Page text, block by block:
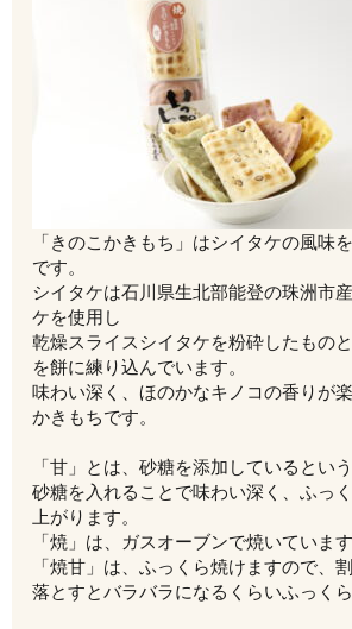
「きのこかきもち」はシイタケの風味
です。
シイタケは石川県生北部能登の珠洲市
ケを使用し
乾燥スライスシイタケを粉砕したもの
を餅に練り込んでいます。
味わい深く、ほのかなキノコの香りが
かきもちです。
「甘」とは、砂糖を添加しているとい
砂糖を入れることで味わい深く、ふっ
上がります。
「焼」は、ガスオーブンで焼いています
「焼甘」は、ふっくら焼けますので、
落とすとバラバラになるくらいふっくら